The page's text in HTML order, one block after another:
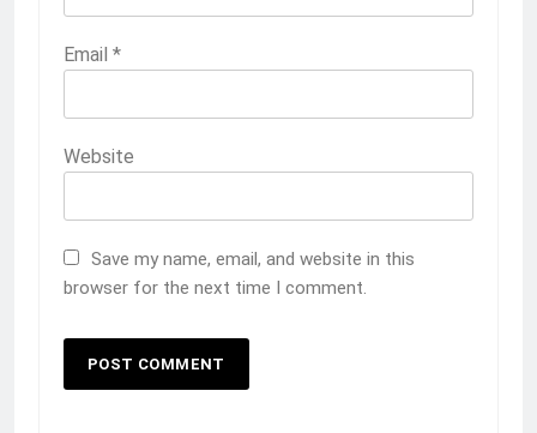
Email *
Website
Save my name, email, and website in this
browser for the next time I comment.